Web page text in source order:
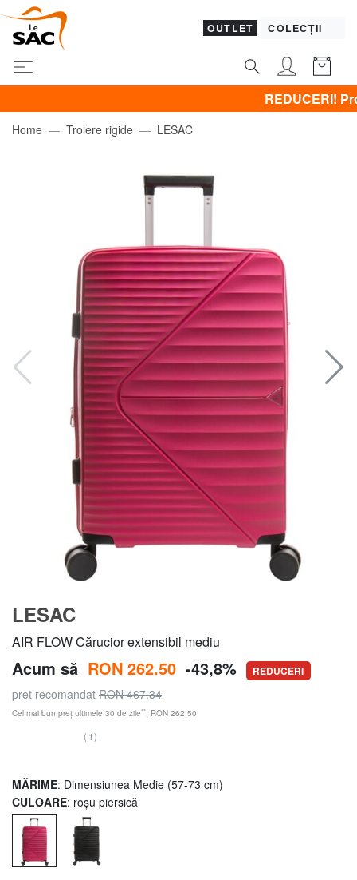
OUTLET COLECȚII
REDUCERI!
Home Trolere rigide LESAC
LESAC
AIR FLOW Cărucior extensibil mediu
Acum să RON 262.50 -43,8% REDUCERI
pret recomandat RON 467.34
Cel mai bun preț ultimele 30 de zile**: RON 262.50
(1)
MĂRIME: Dimensiunea Medie (57-73 cm)
CULOARE: roșu piersică